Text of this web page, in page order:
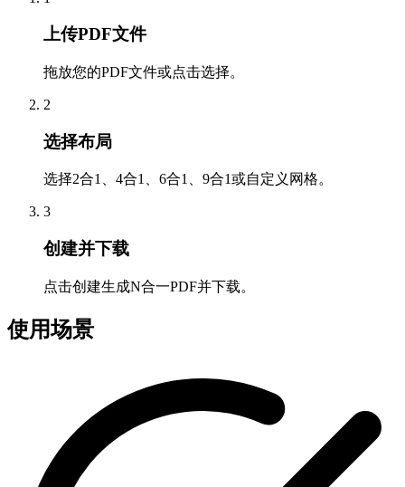
上传PDF文件
拖放您的PDF文件或点击选择。
2
选择布局
选择2合1、4合1、6合1、9合1或自定义网格。
3
创建并下载
点击创建生成N合一PDF并下载。
使用场景